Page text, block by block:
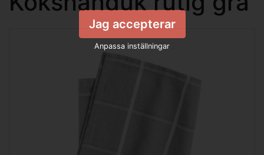
Jag accepterar
Anpassa inställningar